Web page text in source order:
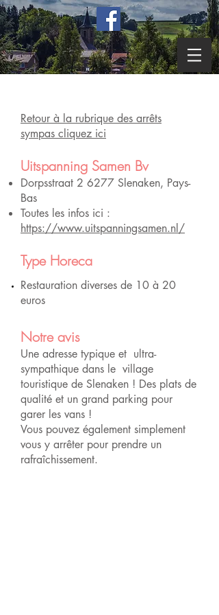
Retour à la rubrique des arrêts
sympas cliquez ici
Uitspanning Samen Bv
Dorpsstraat 2 6277 Slenaken, Pays-
Bas
Toutes les infos ici :
https://www.uitspanningsamen.nl/
Type Horeca
Restauration diverses de 10 à 20
euros
Notre avis
Une adresse typique et ultra-
sympathique dans le village
touristique de Slenaken ! Des plats de
qualité et un grand parking pour
garer les vans !
Vous pouvez également simplement
vous y arrêter pour prendre un
rafraîchissement.